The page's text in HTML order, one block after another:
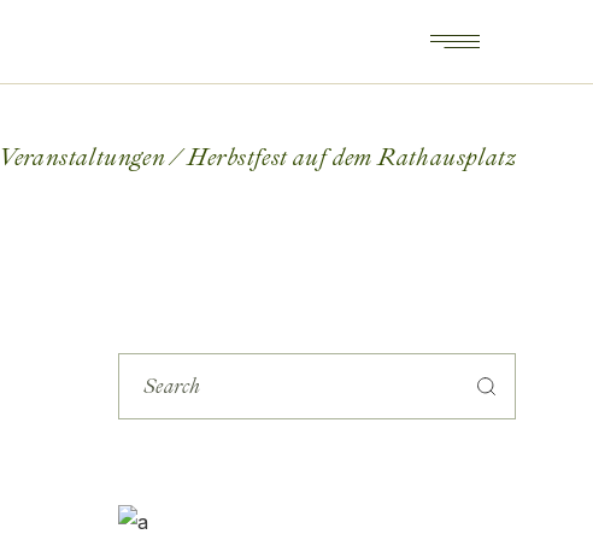
Veranstaltungen Herbstfest auf dem Rathausplatz
S
r